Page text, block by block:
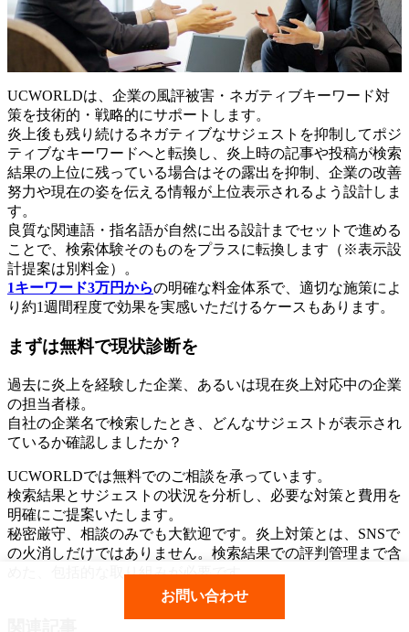
UCWORLDは、企業の風評被害・ネガティブキーワード対
策を技術的・戦略的にサポートします。
炎上後も残り続けるネガティブなサジェストを抑制してポジ
ティブなキーワードへと転換し、炎上時の記事や投稿が検索
結果の上位に残っている場合はその露出を抑制、企業の改善
努力や現在の姿を伝える情報が上位表示されるよう設計しま
す。
良質な関連語・指名語が自然に出る設計までセットで進める
ことで、検索体験そのものをプラスに転換します（※表示設
計提案は別料金）。
1キーワード3万円からの明確な料金体系で、適切な施策によ
り約1週間程度で効果を実感いただけるケースもあります。
まずは無料で現状診断を
過去に炎上を経験した企業、あるいは現在炎上対応中の企業
の担当者様。
自社の企業名で検索したとき、どんなサジェストが表示され
ているか確認しましたか？
UCWORLDでは無料でのご相談を承っています。
検索結果とサジェストの状況を分析し、必要な対策と費用を
明確にご提案いたします。
秘密厳守、相談のみでも大歓迎です。炎上対策とは、SNSで
の火消しだけではありません。検索結果での評判管理まで含
めた、包括的な取り組みが必要です。
お問い合わせ